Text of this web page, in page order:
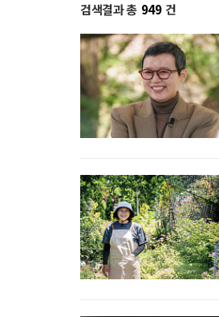
검색결과 총 949 건